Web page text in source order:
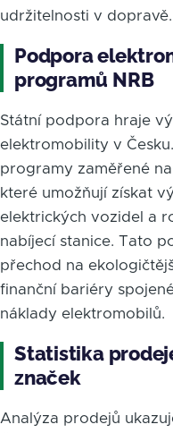
udržitelnosti v dopravě.
Podpora
programů NRB
Státní podpora hraje
elektromobility v
programy zaměřené
které umožňují získat
elektrických vozidel a
nabíjecí stanice. Tato
přechod na
finanční bariéry
náklady elektromobilů.
Statistika
značek
Analýza prodejů